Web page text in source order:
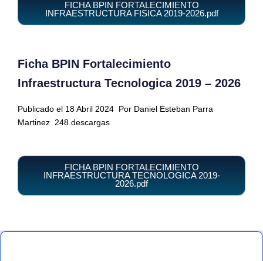
FICHA BPIN FORTALECIMIENTO
INFRAESTRUCTURA FISICA 2019-2026.pdf
Ficha BPIN Fortalecimiento
Infraestructura Tecnologica 2019 – 2026
Publicado el 18 Abril 2024 Por Daniel Esteban Parra
Martinez 248 descargas
FICHA BPIN FORTALECIMIENTO
INFRAESTRUCTURA TECNOLOGICA 2019-
2026.pdf